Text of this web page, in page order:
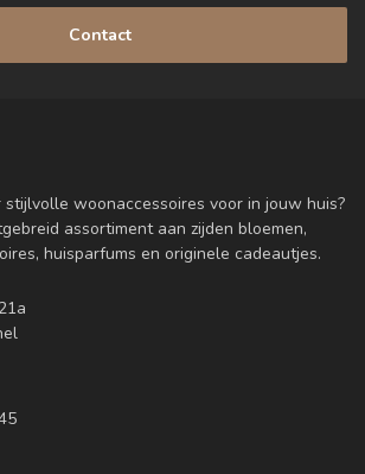
Contact
stijlvolle woonaccessoires voor in jouw huis?
assortiment aan zijden bloemen,
huisparfums en originele cadeautjes.